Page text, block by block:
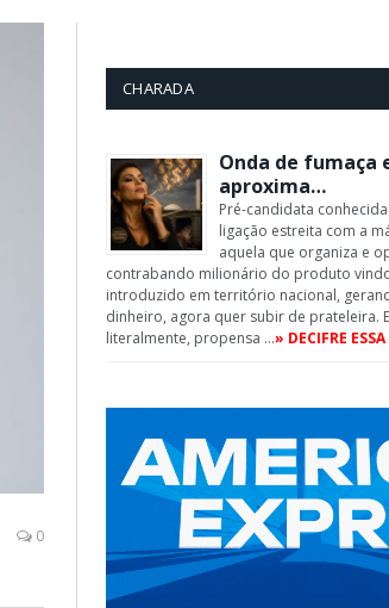
0
CHARADA
Onda de fumaça
aproxima…
Pré-candidata
ligação estreita com a
aquela que organiza e
contrabando milionário do produto
introduzido em território nacional,
dinheiro, agora quer subir de prateleira.
literalmente, propensa …» DECIFRE